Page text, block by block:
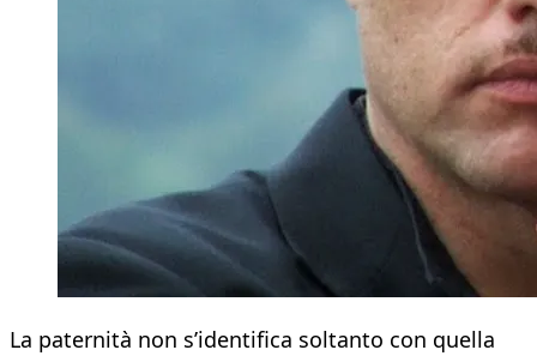
La paternità non s’identifica soltanto con quella